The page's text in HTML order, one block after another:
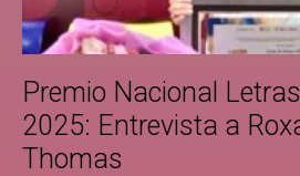
Premio Nacional
2025: Entrevista a
Thomas